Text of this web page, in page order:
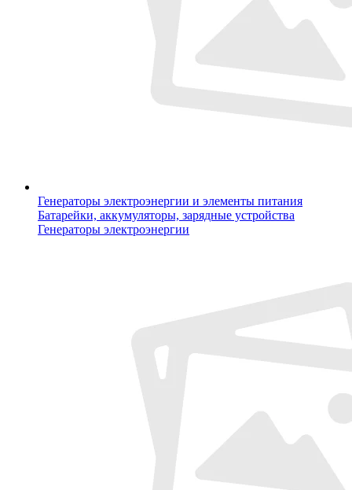
Генераторы электроэнергии и элементы питания
Батарейки, аккумуляторы, зарядные устройства
Генераторы электроэнергии